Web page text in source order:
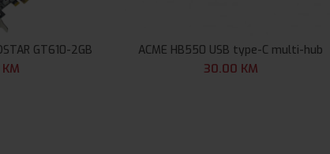
GT610-2GB
KM
ACME HB550 USB type-C multi-hub
30.00 KM